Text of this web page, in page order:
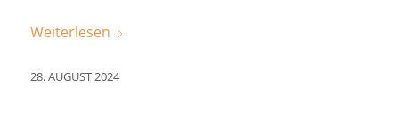
Weiterlesen
28. AUGUST 2024